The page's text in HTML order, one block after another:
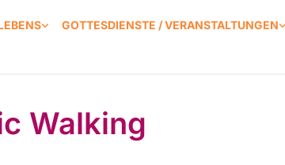
GOTTESDIENSTE / VERANSTALTUNGEN
Walking